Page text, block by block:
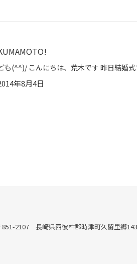
年8月4日
851-2107 長崎県西彼杵郡時津町久留里郷